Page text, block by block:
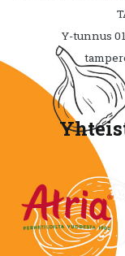
Y-tunnus